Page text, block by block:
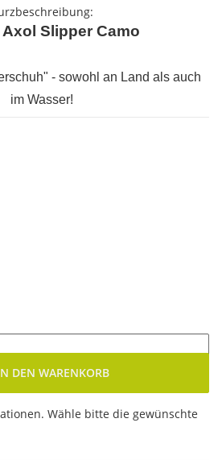
Slipper Camo
- sowohl an Land als auch
im Wasser!
DEN WARENKORB
Wähle bitte die gewünschte